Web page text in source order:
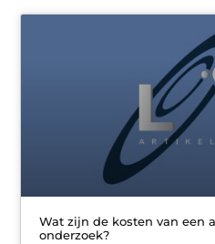
Wat zijn de kosten van een
onderzoek?